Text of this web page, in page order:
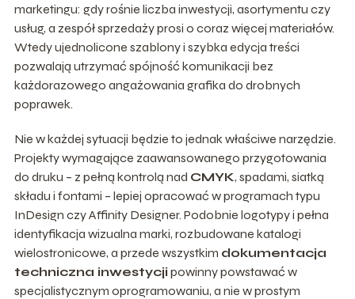
marketingu: gdy rośnie liczba inwestycji, asortymentu czy
usług, a zespół sprzedaży prosi o coraz więcej materiałów.
Wtedy ujednolicone szablony i szybka edycja treści
pozwalają utrzymać spójność komunikacji bez
każdorazowego angażowania grafika do drobnych
poprawek.
Nie w każdej sytuacji będzie to jednak właściwe narzędzie.
Projekty wymagające zaawansowanego przygotowania
do druku – z pełną kontrolą nad CMYK, spadami, siatką
składu i fontami – lepiej opracować w programach typu
InDesign czy Affinity Designer. Podobnie logotypy i pełna
identyfikacja wizualna marki, rozbudowane katalogi
wielostronicowe, a przede wszystkim dokumentacja
techniczna inwestycji powinny powstawać w
specjalistycznym oprogramowaniu, a nie w prostym